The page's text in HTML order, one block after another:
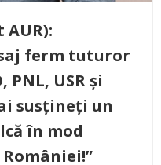
ferm tuturor
USR și
susțineți un
în mod